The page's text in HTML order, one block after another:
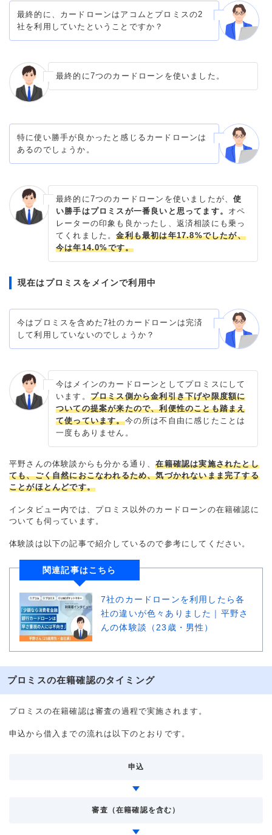
最終的に、カードローンはアコムとプロミスの2
社を利用していたということですか？
最終的に7つのカードローンを使いました。
特に使い勝手が良かったと感じるカードローンは
あるのでしょうか。
最終的に7つのカードローンを使いましたが、使
い勝手はプロミスが一番良いと思ってます。 オペ
レーターの印象も良かったし、返済相談にも乗っ
てくれました。金利も最初は年17.8%でしたが、
今は年14.0%です。
現在はプロミスをメインで利用中
今はプロミスを含めた7社のカードローンは完済
して利用していないのでしょうか？
今はメインのカードローンとしてプロミスにして
います。 プロミス側から金利引き下げや限度額に
ついての提案が来たので、利便性のことも踏まえ
て使っています。今の所は不自由に感じたことは
一度もありません。
平野さんの体験談からも分かる通り、在籍確認は実施されたとし
ても、ごく自然におこなわれるため、気づかれないまま完了する
ことがほとんどです。
インタビュー内では、プロミス以外のカードローンの在籍確認に
ついても伺っています。
体験談は以下の記事で紹介しているので参考にしてください。
関連記事はこちら
7社のカードローンを利用したら各
社の違いが色々ありました｜平野さ
んの体験談（23歳・男性）
プロミスの在籍確認のタイミング
プロミスの在籍確認は審査の過程で実施されます。
申込から借入までの流れは以下のとおりです。
申込
審査（在籍確認を含む）